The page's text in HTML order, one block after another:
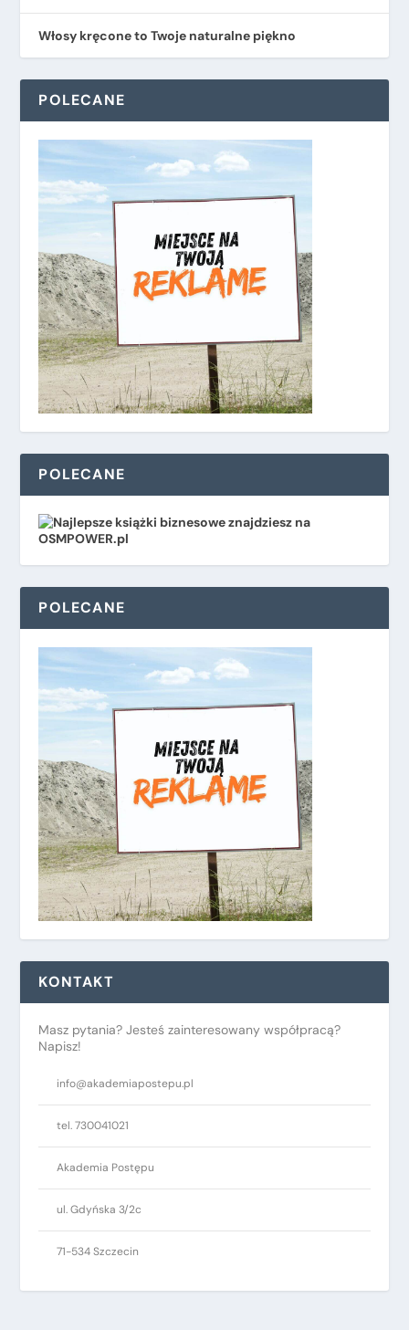
Włosy kręcone to Twoje naturalne piękno
POLECANE
POLECANE
POLECANE
KONTAKT
Masz pytania? Jesteś zainteresowany współpracą?
Napisz!
info@akademiapostepu.pl
tel. 730041021
Akademia Postępu
ul. Gdyńska 3/2c
71-534 Szczecin